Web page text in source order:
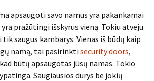
apsaugoti savo namus yra pakankamai
pražūtingi išskyrus vieną. Tokiu atveju
saugus kambarys. Vienas iš būdų kaip
namą, tai pasirinkti security doors,
būtų apsaugotas jūsų namas. Tokio
Saugiausios durys be jokių